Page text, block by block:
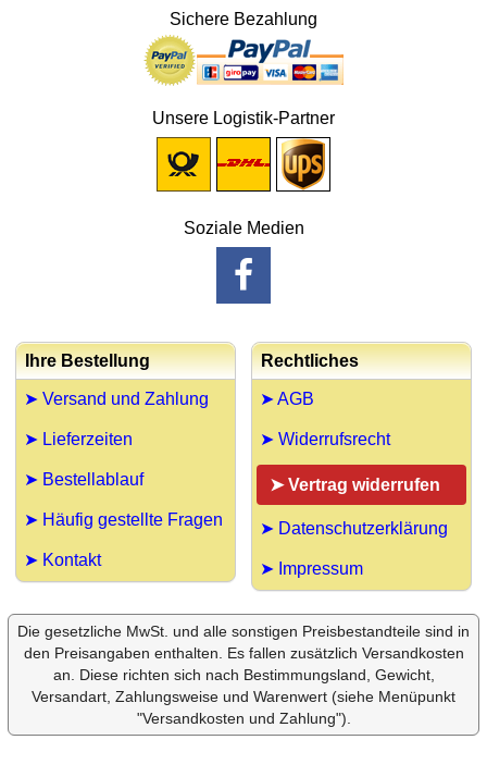
Sichere Bezahlung
Unsere Logistik-Partner
Soziale Medien
Ihre Bestellung
➤ Versand und Zahlung
➤ Lieferzeiten
➤ Bestellablauf
➤ Häufig gestellte Fragen
➤ Kontakt
Rechtliches
➤ AGB
➤ Widerrufsrecht
➤ Vertrag widerrufen
➤ Datenschutzerklärung
➤ Impressum
Die gesetzliche MwSt. und alle sonstigen Preisbestandteile sind in
den Preisangaben enthalten. Es fallen zusätzlich Versandkosten
an. Diese richten sich nach Bestimmungsland, Gewicht,
Versandart, Zahlungsweise und Warenwert (siehe Menüpunkt
"Versandkosten und Zahlung").